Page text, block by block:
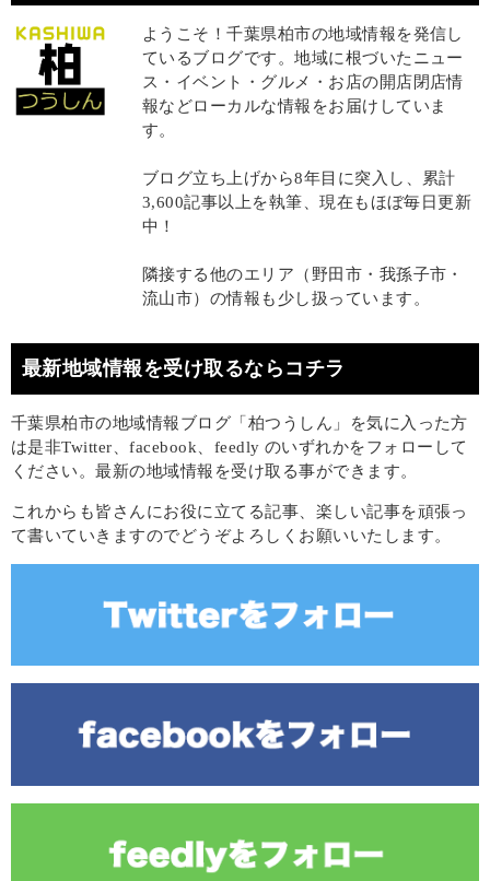
ようこそ！千葉県柏市の地域情報を発信し
ているブログです。地域に根づいたニュー
ス・イベント・グルメ・お店の開店閉店情
報などローカルな情報をお届けしていま
す。
ブログ立ち上げから8年目に突入し、累計
3,600記事以上を執筆、現在もほぼ毎日更新
中！
隣接する他のエリア（野田市・我孫子市・
流山市）の情報も少し扱っています。
最新地域情報を受け取るならコチラ
千葉県柏市の地域情報ブログ「柏つうしん」を気に入った方
は是非Twitter、facebook、feedly のいずれかをフォローして
ください。最新の地域情報を受け取る事ができます。
これからも皆さんにお役に立てる記事、楽しい記事を頑張っ
て書いていきますのでどうぞよろしくお願いいたします。